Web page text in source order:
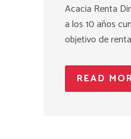
Acacia Renta
a los 10 años
objetivo de
READ